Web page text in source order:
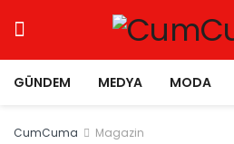
GÜNDEM MEDYA MODA
CumCuma Magazin